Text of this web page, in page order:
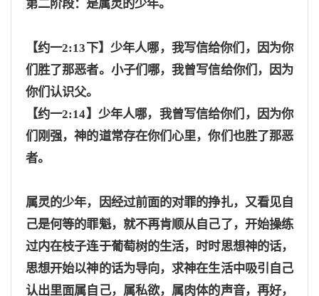
第二阶段：是属灵的少年。
【约一2:13下】少年人哪，我写信给你们，因为你
们胜了那恶者。小子们哪，我曾写信给你们，因为
你们认识父。
【约一2:14】少年人哪，我曾写信给你们，因为你
们刚强，神的道常存在你们心里，你们也胜了那恶
者。
属灵的少年，因经过前面的对罪的挣扎，又看见自
己是何等的罪魁，就不再肯顺从自己了，开始操练
过内在枝子连于葡萄树的生活，时时思想神的话，
思想开始以神的话为导向，求神在生活中吸引自己
认出里面属自己，属私欲，属肉体的声音，再好，